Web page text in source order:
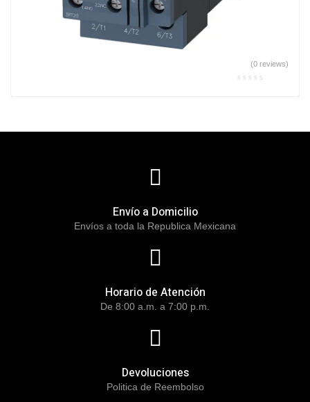
(0 reviews)
Envío a Domicilio
Envíos a toda la Republica Mexicana
Horario de Atención
De 8:00 a.m. a 7:00 p.m.
Devoluciones
Politica de Reembolso